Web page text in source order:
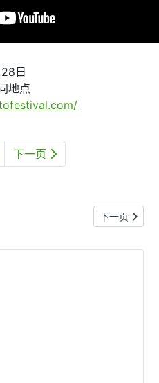
日
地点
下一页
Day公共场所及服务机构营业时
下一篇文章:
下一页